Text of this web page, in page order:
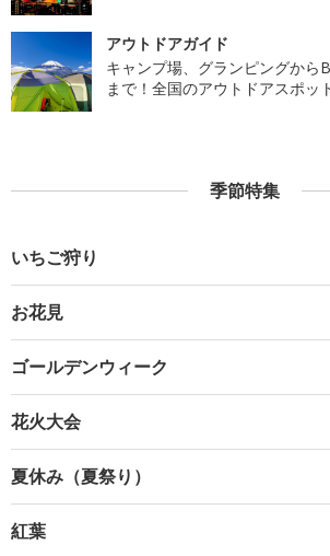
アウトドアガイド
キャンプ場、グランピングから
まで！全国のアウトドアスポッ
季節特集
いちご狩り
お花見
ゴールデンウィーク
花火大会
夏休み（夏祭り）
紅葉